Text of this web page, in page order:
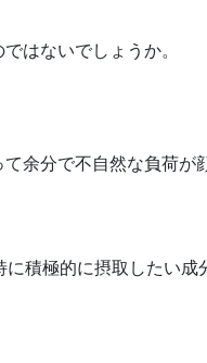
はないでしょうか。
余分で不自然な負荷が
積極的に摂取したい成